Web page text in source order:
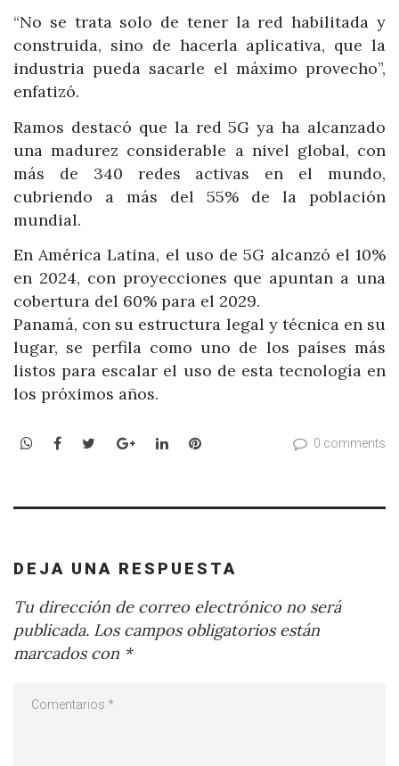
“No se trata solo de tener la red habilitada y
construida, sino de hacerla aplicativa, que la
industria pueda sacarle el máximo provecho”,
enfatizó.
Ramos destacó que la red 5G ya ha alcanzado
una madurez considerable a nivel global, con
más de 340 redes activas en el mundo,
cubriendo a más del 55% de la población
mundial.
En América Latina, el uso de 5G alcanzó el 10%
en 2024, con proyecciones que apuntan a una
cobertura del 60% para el 2029.
Panamá, con su estructura legal y técnica en su
lugar, se perfila como uno de los países más
listos para escalar el uso de esta tecnología en
los próximos años.
WhatsApp
Facebook
TwitterGoogle+LinkedInPinterest 0 comments
DEJA UNA RESPUESTA
Tu dirección de correo electrónico no será
publicada. Los campos obligatorios están
marcados con *